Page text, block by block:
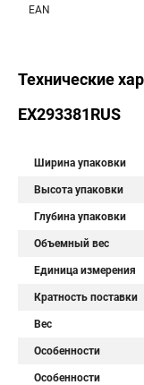
EAN
Технические
EX293381RUS
Ширина упаковки
Высота упаковки
Глубина упаковки
Объемный вес
Единица измерения
Кратность поставки
Вес
Особенности
Особенности